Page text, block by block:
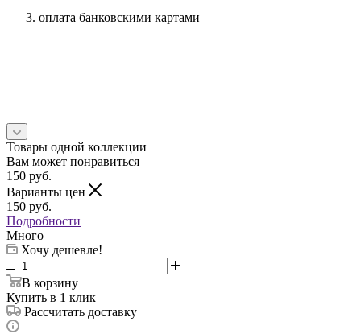
оплата банковскими картами
Товары одной коллекции
Вам может понравиться
150 руб.
Варианты цен
150 руб.
Подробности
Много
Хочу дешевле!
В корзину
Купить в 1 клик
Рассчитать доставку